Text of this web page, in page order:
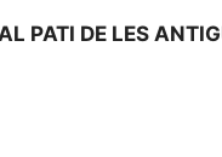
PATI DE LES